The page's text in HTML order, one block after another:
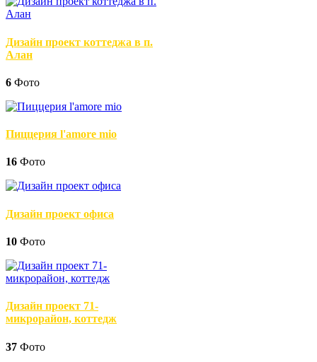
Дизайн проект коттеджа в п.
Алан
6 Фото
Пиццерия l'amore mio
16 Фото
Дизайн проект офиса
10 Фото
Дизайн проект 71-
микрорайон, коттедж
37 Фото